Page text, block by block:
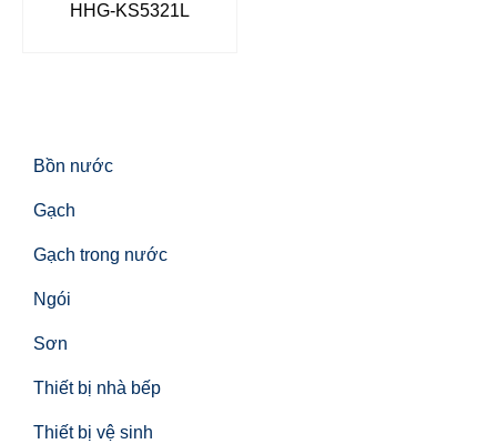
Bồn nước
Gạch
Gạch trong nước
Ngói
Sơn
Thiết bị nhà bếp
Thiết bị vệ sinh
HHG-KS5321L